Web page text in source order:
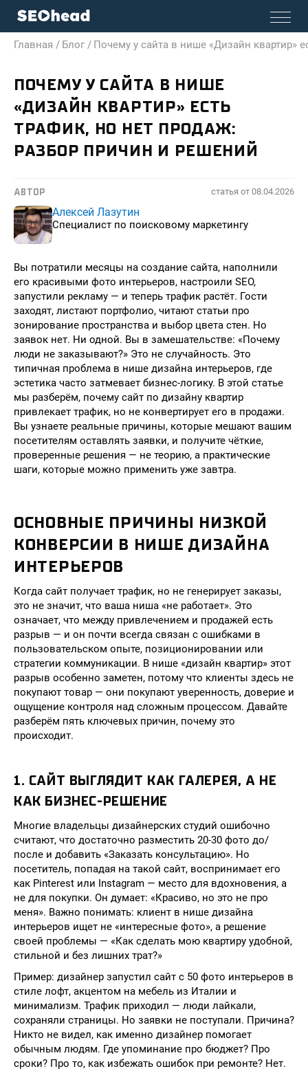
Главная / Блог / Почему у сайта в нише «Дизайн квартир»
ПОЧЕМУ У САЙТА В НИШЕ
«ДИЗАЙН КВАРТИР» ЕСТЬ
ТРАФИК, НО НЕТ ПРОДАЖ:
РАЗБОР ПРИЧИН И РЕШЕНИЙ
АВТОР статья от 08.04.2026
Алексей Лазутин
Специалист по поисковому маркетингу
Вы потратили месяцы на создание сайта, наполнили
его красивыми фото интерьеров, настроили SEO,
запустили рекламу — и теперь трафик растёт. Гости
заходят, листают портфолио, читают статьи про
зонирование пространства и выбор цвета стен. Но
заявок нет. Ни одной. Вы в замешательстве: «Почему
люди не заказывают?» Это не случайность. Это
типичная проблема в нише дизайна интерьеров, где
эстетика часто затмевает бизнес-логику. В этой статье
мы разберём, почему сайт по дизайну квартир
привлекает трафик, но не конвертирует его в продажи.
Вы узнаете реальные причины, которые мешают вашим
посетителям оставлять заявки, и получите чёткие,
проверенные решения — не теорию, а практические
шаги, которые можно применить уже завтра.
ОСНОВНЫЕ ПРИЧИНЫ НИЗКОЙ
КОНВЕРСИИ В НИШЕ ДИЗАЙНА
ИНТЕРЬЕРОВ
Когда сайт получает трафик, но не генерирует заказы,
это не значит, что ваша ниша «не работает». Это
означает, что между привлечением и продажей есть
разрыв — и он почти всегда связан с ошибками в
пользовательском опыте, позиционировании или
стратегии коммуникации. В нише «дизайн квартир» этот
разрыв особенно заметен, потому что клиенты здесь не
покупают товар — они покупают уверенность, доверие и
ощущение контроля над сложным процессом. Давайте
разберём пять ключевых причин, почему это
происходит.
1. САЙТ ВЫГЛЯДИТ КАК ГАЛЕРЕЯ, А НЕ
КАК БИЗНЕС-РЕШЕНИЕ
Многие владельцы дизайнерских студий ошибочно
считают, что достаточно разместить 20-30 фото до/
после и добавить «Заказать консультацию». Но
посетитель, попадая на такой сайт, воспринимает его
как Pinterest или Instagram — место для вдохновения, а
не для покупки. Он думает: «Красиво, но это не про
меня». Важно понимать: клиент в нише дизайна
интерьеров ищет не «интересные фото», а решение
своей проблемы — «Как сделать мою квартиру удобной,
стильной и без лишних трат?»
Пример: дизайнер запустил сайт с 50 фото интерьеров в
стиле лофт, акцентом на мебель из Италии и
минимализм. Трафик приходил — люди лайкали,
сохраняли страницы. Но заявки не поступали. Причина?
Никто не видел, как именно дизайнер помогает
обычным людям. Где упоминание про бюджет? Про
сроки? Про то, как избежать ошибок при ремонте? Нет.